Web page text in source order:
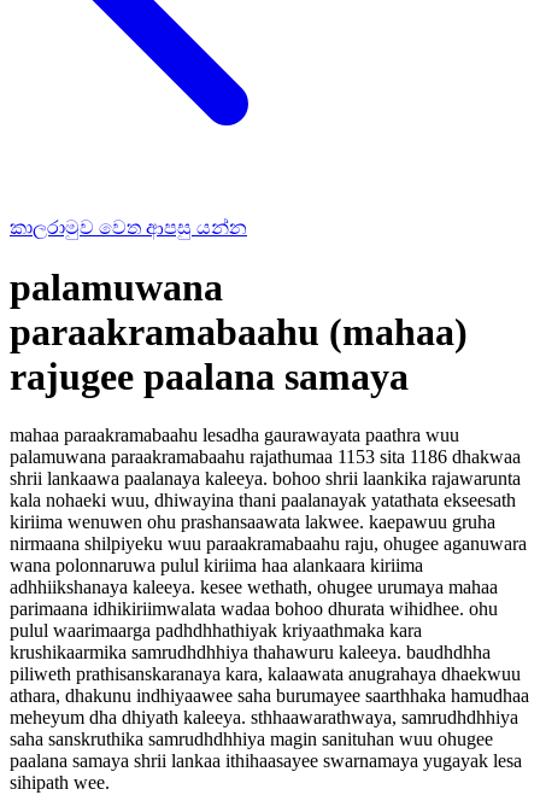
කාලරාමුව වෙත ආපසු යන්න
palamuwana
paraakramabaahu (mahaa)
rajugee paalana samaya
mahaa paraakramabaahu lesadha gaurawayata paathra wuu
palamuwana paraakramabaahu rajathumaa 1153 sita 1186 dhakwaa
shrii lankaawa paalanaya kaleeya. bohoo shrii laankika rajawarunta
kala nohaeki wuu, dhiwayina thani paalanayak yatathata ekseesath
kiriima wenuwen ohu prashansaawata lakwee. kaepawuu gruha
nirmaana shilpiyeku wuu paraakramabaahu raju, ohugee aganuwara
wana polonnaruwa pulul kiriima haa alankaara kiriima
adhhiikshanaya kaleeya. kesee wethath, ohugee urumaya mahaa
parimaana idhikiriimwalata wadaa bohoo dhurata wihidhee. ohu
pulul waarimaarga padhdhhathiyak kriyaathmaka kara
krushikaarmika samrudhdhhiya thahawuru kaleeya. baudhdhha
piliweth prathisanskaranaya kara, kalaawata anugrahaya dhaekwuu
athara, dhakunu indhiyaawee saha burumayee saarthhaka hamudhaa
meheyum dha dhiyath kaleeya. sthhaawarathwaya, samrudhdhhiya
saha sanskruthika samrudhdhhiya magin sanituhan wuu ohugee
paalana samaya shrii lankaa ithihaasayee swarnamaya yugayak lesa
sihipath wee.